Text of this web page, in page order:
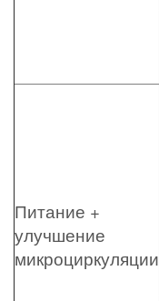
Питание +
улучшение
микроциркуляции